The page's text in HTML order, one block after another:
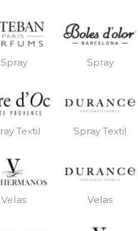
Spray Spray
Textil Spray Textil
Velas Velas